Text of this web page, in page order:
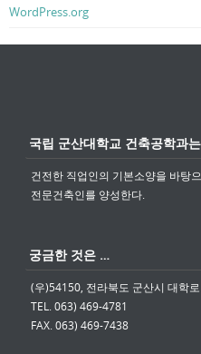
WordPress.org
국립 군산대학교 건축공학과는
건전한 직업인의 기본소양을 바탕
전문건축인를 양성한다.
궁금한 것은 …
(우)54150, 전라북도 군산시 대학
TEL. 063) 469-4781
FAX. 063) 469-7438